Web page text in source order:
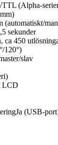
(Alpha-
(automatiskt/
sekunder
ca 450
120°)
slav
LCD
Ja (USB-